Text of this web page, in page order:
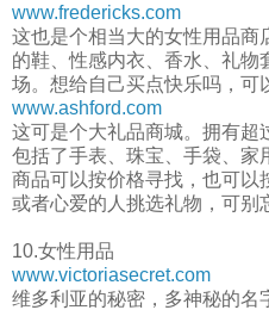
www.fredericks.com
这也是个相当大的女性用品商
的鞋、性感内衣、香水、礼
场。想给自己买点快乐吗，可
www.ashford.com
这可是个大礼品商城。拥有超
包括了手表、珠宝、手袋、家
商品可以按价格寻找，也可以
或者心爱的人挑选礼物，可别
10.女性用品
www.victoriasecret.com
维多利亚的秘密，多神秘的名